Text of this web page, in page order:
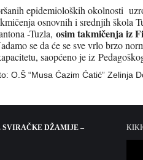
epidemioloških okolnosti
osnovnih i srednjih škola
-Tuzla, osim takmičenja iz
se da će se sve vrlo brzo
saopćeno je iz
O.Š “Musa Ćazim Ćatić” Zelinja
SVIRAČKE DŽAMIJE –